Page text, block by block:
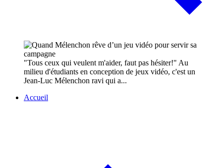
"Tous ceux qui veulent m'aider, faut pas hésiter!" Au
milieu d'étudiants en conception de jeux vidéo, c'est un
Jean-Luc Mélenchon ravi qui a...
Accueil